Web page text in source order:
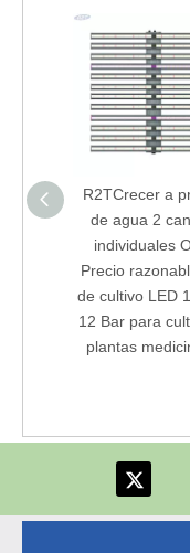
R2TCrecer a
de agua 2
individuales
Precio
de cultivo LED
12 Bar para
plantas